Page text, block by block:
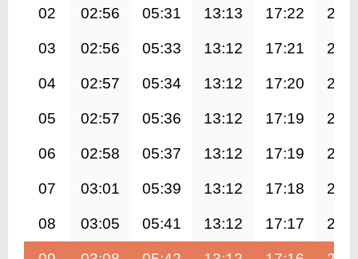
02 02:56 05:31 13:13 17:22
03 02:56 05:33 13:12 17:21
04 02:57 05:34 13:12 17:20
05 02:57 05:36 13:12 17:19
06 02:58 05:37 13:12 17:19
07 03:01 05:39 13:12 17:18
08 03:05 05:41 13:12 17:17